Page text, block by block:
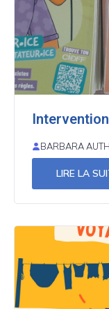
BARBARA
LIRE LA